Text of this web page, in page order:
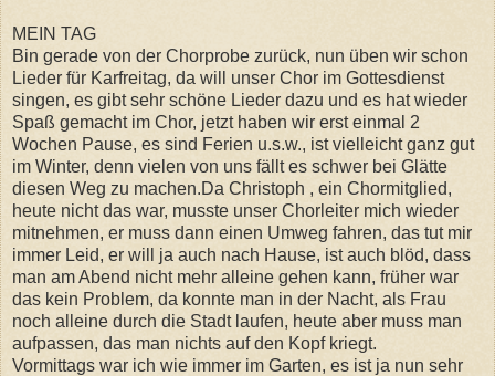
MEIN TAG
Bin gerade von der Chorprobe zurück, nun üben wir schon
Lieder für Karfreitag, da will unser Chor im Gottesdienst
singen, es gibt sehr schöne Lieder dazu und es hat wieder
Spaß gemacht im Chor, jetzt haben wir erst einmal 2
Wochen Pause, es sind Ferien u.s.w., ist vielleicht ganz gut
im Winter, denn vielen von uns fällt es schwer bei Glätte
diesen Weg zu machen.Da Christoph , ein Chormitglied,
heute nicht das war, musste unser Chorleiter mich wieder
mitnehmen, er muss dann einen Umweg fahren, das tut mir
immer Leid, er will ja auch nach Hause, ist auch blöd, dass
man am Abend nicht mehr alleine gehen kann, früher war
das kein Problem, da konnte man in der Nacht, als Frau
noch alleine durch die Stadt laufen, heute aber muss man
aufpassen, das man nichts auf den Kopf kriegt.
Vormittags war ich wie immer im Garten, es ist ja nun sehr